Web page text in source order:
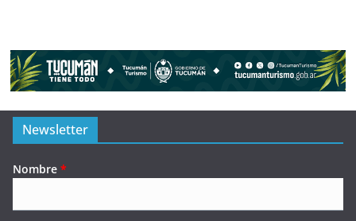
Newsletter
Nombre *